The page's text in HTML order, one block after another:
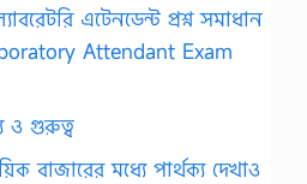
এটেনডেন্ট প্রশ্ন সমাধান
Attendant Exam
ও গুরুত্ব
বাজারের মধ্যে পার্থক্য দেখাও